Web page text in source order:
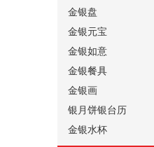
金银盘
金银元宝
金银如意
金银餐具
金银画
银月饼银台历
金银水杯